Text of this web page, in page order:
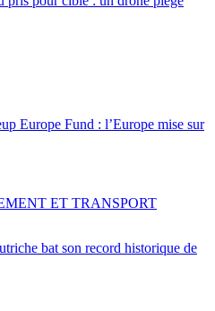
Europe Fund : l’Europe mise sur
bat son record historique de
ET TRANSPORT